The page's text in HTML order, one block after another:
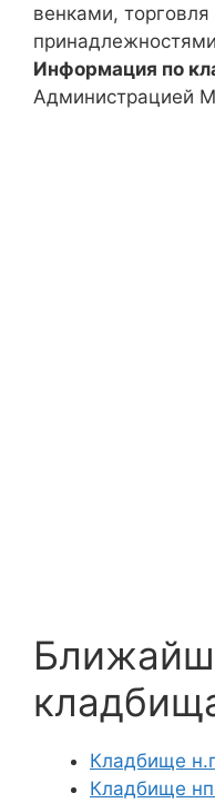
венками,
Информация по
Администрацией
Кладбище
Кладбище нп